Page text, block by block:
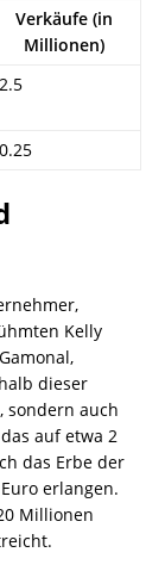
Verkäufe (in
Millionen)
2.5
0.25
Kelly
dieser
sondern auch
auf etwa 2
das Erbe der
erlangen.
Millionen